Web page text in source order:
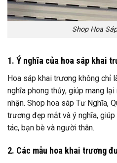
Shop Hoa
1. Ý nghĩa của hoa sáp khai
Hoa sáp khai trương không chỉ
nghĩa phong thủy, giúp mang
nhận. Shop hoa sáp Tư Nghĩa,
trương đẹp mắt và ý nghĩa,
tác, bạn bè và người thân.
2. Các mẫu hoa khai trương